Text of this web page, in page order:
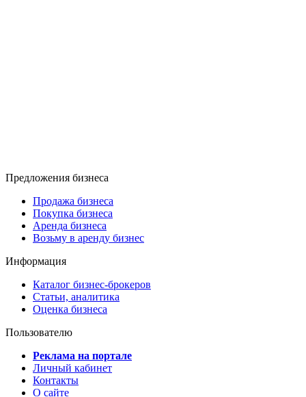
Предложения бизнеса
Продажа бизнеса
Покупка бизнеса
Аренда бизнеса
Возьму в аренду бизнес
Информация
Каталог бизнес-брокеров
Статьи, аналитика
Оценка бизнеса
Пользователю
Реклама на портале
Личный кабинет
Контакты
О сайте